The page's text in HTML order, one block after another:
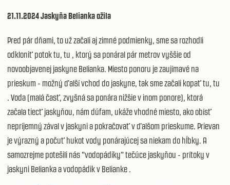
21.11.2024 Jaskyňa Belianka ožila
Pred pár dňami, to už začali aj zimné podmienky, sme sa rozhodli
odkloniť potok tu, tu , ktorý sa ponáral pár metrov vyššie od
novoobjavenej jaskyne Belianka. Miesto ponoru je zaujímavé na
prieskum - možný ďalší vchod do jaskyne, tak sme začali kopať tu, tu
. Voda (malá časť, zvyšná sa ponára nižšie v inom ponore), ktorá
začala tiecť jaskyňou, nám dúfam, ukáže vhodné miesto, ako obísť
nepríjemný zával v jaskyni a pokračovať v ďalšom prieskume. Prievan
je výrazný a počuť hukot vody ponárajúcej sa niekam do hĺbky. A
samozrejme potešili nás "vodopádiky" tečúce jaskyňou - prítoky v
jaskyni Belianka a vodopádik v Belianke .